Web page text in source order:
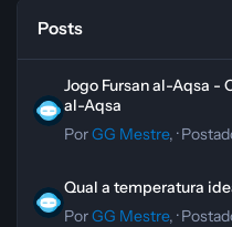
Posts
Jogo Fursan al-Aqsa -
al-Aqsa
PorGG Mestre, ·
Qual a temperatura
PorGG Mestre, ·